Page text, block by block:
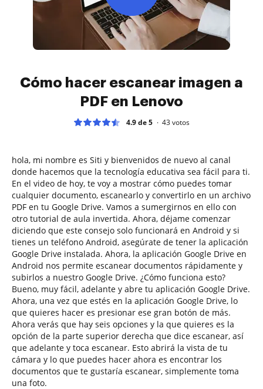
Cómo hacer escanear imagen a
PDF en Lenovo
4.9 de 5 43votos
hola, mi nombre es Siti y bienvenidos de nuevo al canal
donde hacemos que la tecnología educativa sea fácil para ti.
En el video de hoy, te voy a mostrar cómo puedes tomar
cualquier documento, escanearlo y convertirlo en un archivo
PDF en tu Google Drive. Vamos a sumergirnos en ello con
otro tutorial de aula invertida. Ahora, déjame comenzar
diciendo que este consejo solo funcionará en Android y si
tienes un teléfono Android, asegúrate de tener la aplicación
Google Drive instalada. Ahora, la aplicación Google Drive en
Android nos permite escanear documentos rápidamente y
subirlos a nuestro Google Drive. ¿Cómo funciona esto?
Bueno, muy fácil, adelante y abre tu aplicación Google Drive.
Ahora, una vez que estés en la aplicación Google Drive, lo
que quieres hacer es presionar ese gran botón de más.
Ahora verás que hay seis opciones y la que quieres es la
opción de la parte superior derecha que dice escanear, así
que adelante y toca escanear. Esto abrirá la vista de tu
cámara y lo que puedes hacer ahora es encontrar los
documentos que te gustaría escanear, simplemente toma
una foto.